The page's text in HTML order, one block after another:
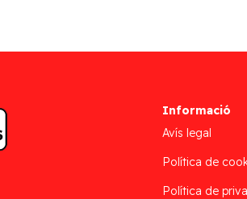
Informació
Avís legal
Política de
Política de